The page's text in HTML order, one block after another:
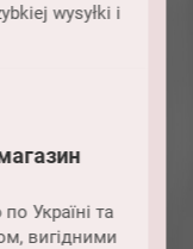
wysyłki i
Україні та
вигідними